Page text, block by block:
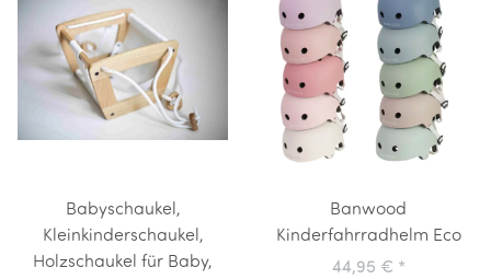
Babyschaukel,
Kleinkinderschaukel,
Holzschaukel für Baby,
Banwood
Kinderfahrradhelm Eco
44,95 € *